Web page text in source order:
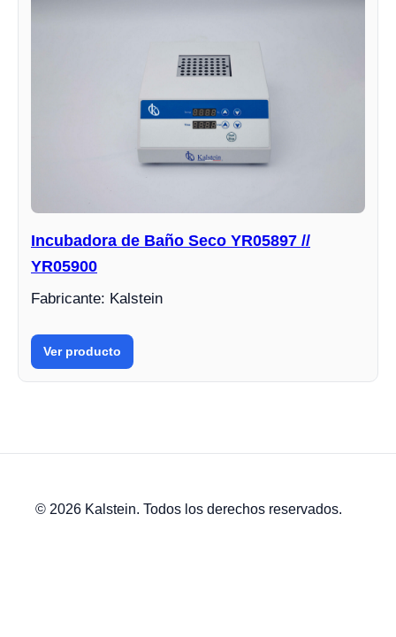
Incubadora de Baño Seco YR05897 //
YR05900
Fabricante: Kalstein
Ver producto
© 2026 Kalstein. Todos los derechos reservados.